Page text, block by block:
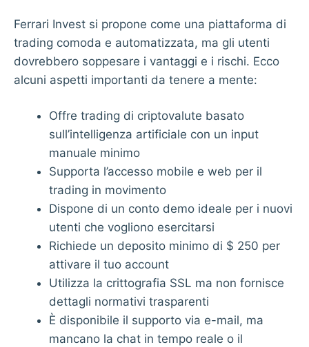
Ferrari Invest si propone come una piattaforma di
trading comoda e automatizzata, ma gli utenti
dovrebbero soppesare i vantaggi e i rischi. Ecco
alcuni aspetti importanti da tenere a mente:
Offre trading di criptovalute basato
sull’intelligenza artificiale con un input
manuale minimo
Supporta l’accesso mobile e web per il
trading in movimento
Dispone di un conto demo ideale per i nuovi
utenti che vogliono esercitarsi
Richiede un deposito minimo di $ 250 per
attivare il tuo account
Utilizza la crittografia SSL ma non fornisce
dettagli normativi trasparenti
È disponibile il supporto via e-mail, ma
mancano la chat in tempo reale o il